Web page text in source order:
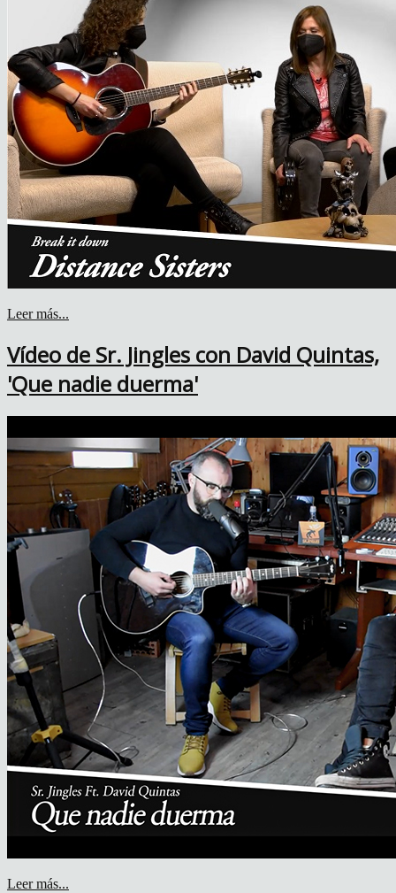
Leer más...
Vídeo de Sr. Jingles con David Quintas,
'Que nadie duerma'
Leer más...